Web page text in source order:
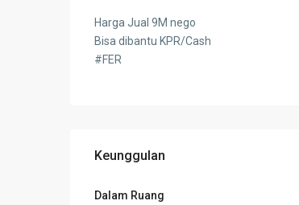
Harga Jual 9M nego
Bisa dibantu KPR/Cash
#FER
Keunggulan
Dalam Ruang